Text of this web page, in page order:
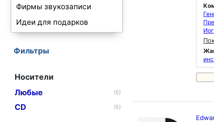
Фирмы звукозаписи
Идеи для подарков
Фильтры
Носители
Любые
(5)
CD (5)